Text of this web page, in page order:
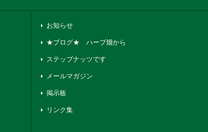
お知らせ
★ブログ★ ハーブ畑から
ステップナッツです
メールマガジン
掲示板
リンク集